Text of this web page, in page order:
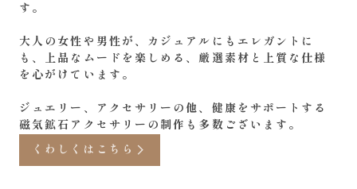
す。
大人の女性や男性が、カジュアルにもエレガントに
も、上品なムードを楽しめる、厳選素材と上質な仕様
を心がけています。
ジュエリー、アクセサリーの他、健康をサポートする
磁気鉱石アクセサリーの制作も多数ございます。
くわしくはこちら